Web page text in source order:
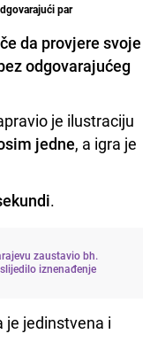
par
da provjere svoje
odgovarajućeg
je ilustraciju
jedne, a igra je
.
zaustavio bh.
iznenađenje
je jedinstvena i